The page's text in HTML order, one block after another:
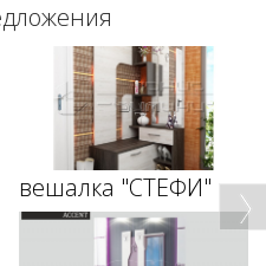
вешалка "СТЕФИ"